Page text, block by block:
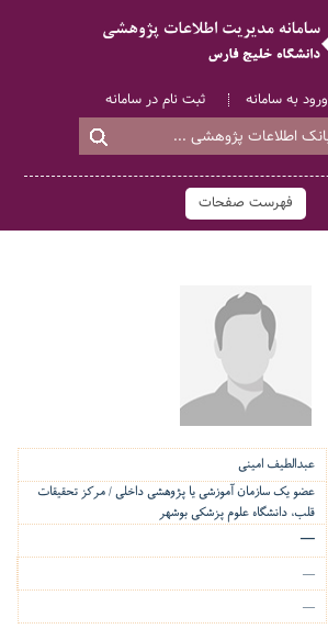
ثبت نام در سامانه ورود به سامانه
فهرست صفحات
عبدالطیف امینی
عضو یک سازمان آموزشی یا پژوهشی داخلی / مرکز تحقیقات
قلب، دانشگاه علوم پزشکی بوشهر
—
—
—